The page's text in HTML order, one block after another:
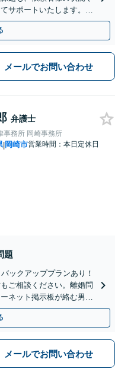
サポートいたします。
日・夜間相談可】
メールでお問い合わせ
弁護士
事務所 岡崎事務所
|岡崎市営業時間：本日定休日
題
ックアッププランあり！
ご相談ください。離婚問
ネット掲示板が絡む男女
可能】
メールでお問い合わせ